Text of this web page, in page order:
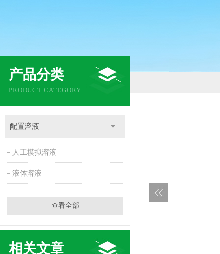
产品分类
PRODUCT CATEGORY
配置溶液
人工模拟溶液
液体溶液
查看全部
相关文章